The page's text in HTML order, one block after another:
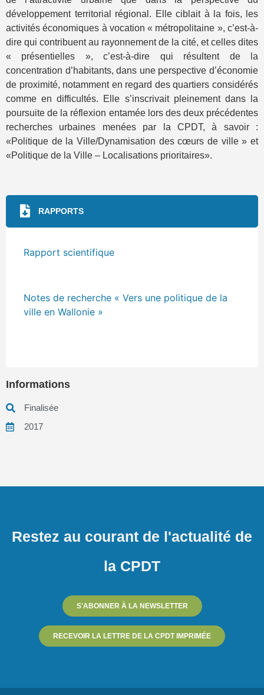
développement territorial régional. Elle ciblait à la fois, les
activités économiques à vocation « métropolitaine », c’est-à-
dire qui contribuent au rayonnement de la cité, et celles dites
« présentielles », c’est-à-dire qui résultent de la
concentration d’habitants, dans une perspective d’économie
de proximité, notamment en regard des quartiers considérés
comme en difficultés. Elle s’inscrivait pleinement dans la
poursuite de la réflexion entamée lors des deux précédentes
recherches urbaines menées par la CPDT, à savoir :
«Politique de la Ville/Dynamisation des cœurs de ville » et
«Politique de la Ville – Localisations prioritaires».
RAPPORTS
Rapport scientifique
Notes de recherche « Vers une politique de la
ville en Wallonie »
Informations
Finalisée
2017
Restez au courant de l'actualité de
la CPDT
S'ABONNER À LA NEWSLETTER
RECEVOIR LA LETTRE DE LA CPDT IMPRIMÉE